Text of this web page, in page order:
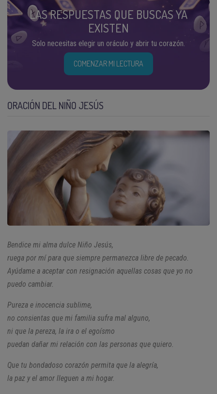
LAS RESPUESTAS QUE BUSCAS YA
EXISTEN
Solo necesitas elegir un oráculo y abrir tu corazón.
COMENZAR MI LECTURA
ORACIÓN DEL NIÑO JESÚS
Bendice mi alma dulce Niño Jesús,
ruega por mí para que siempre permanezca libre de pecado.
Ayúdame a aceptar con resignación aquellas cosas que yo no
puedo cambiar.
Pureza e inocencia sublime,
no consientas que mi familia sufra mal alguno,
ni que la pereza, la ira o el egoísmo
puedan dañar mi relación con las personas que quiero.
Que tu bondadoso corazón permita que la alegría,
la paz y el amor lleguen a mi hogar.